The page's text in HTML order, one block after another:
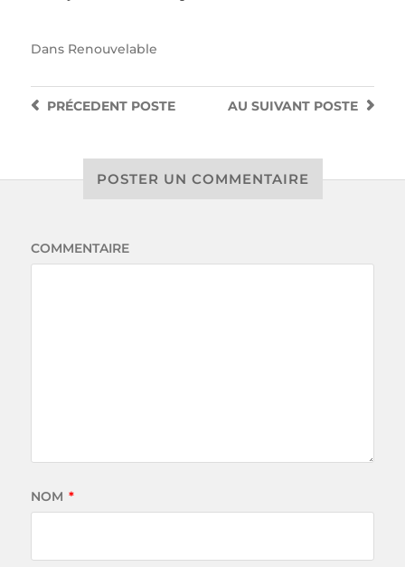
Dans Renouvelable
AU SUIVANT POSTE
PRÉCEDENTPOSTE
POSTER UN COMMENTAIRE
COMMENTAIRE
NOM *